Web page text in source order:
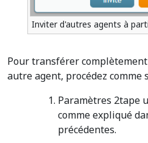
Inviter d'autres agents à
Pour transférer
autre agent, procédez comme
Paramètres 2tape
comme expliqué
précédentes.